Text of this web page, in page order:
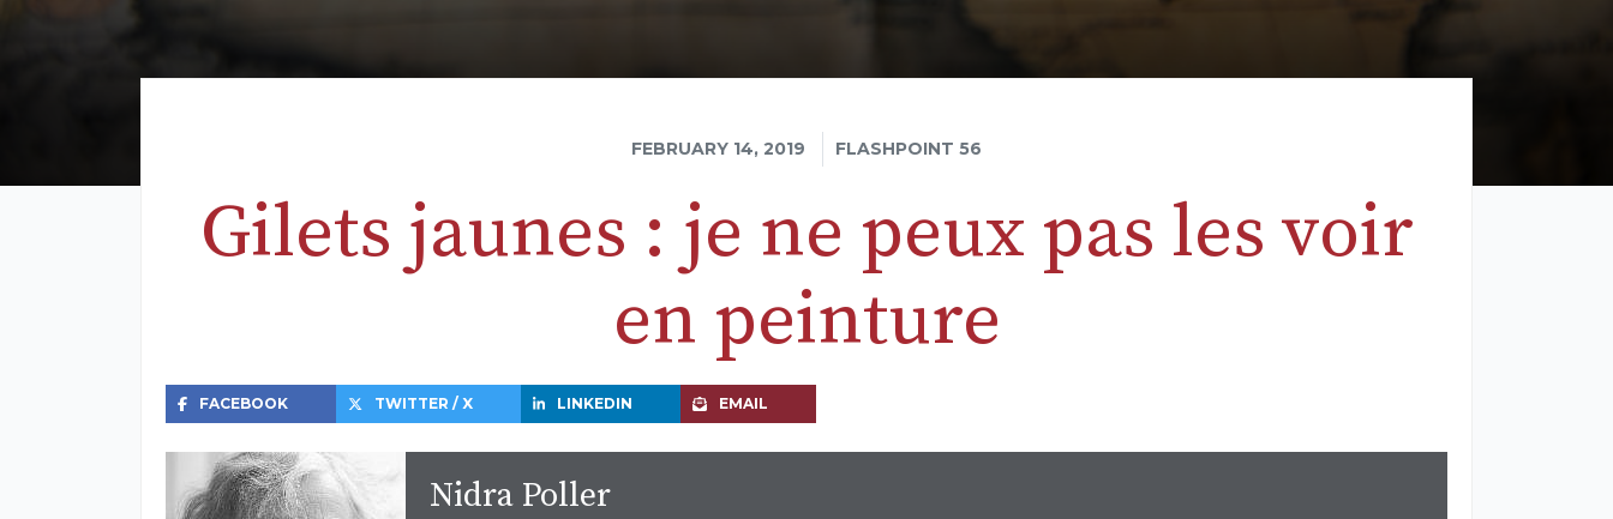
FEBRUARY 14, 2019 FLASHPOINT 56
Gilets jaunes : je ne peux pas les voir
en peinture
FACEBOOK TWITTER / X LINKEDIN EMAIL
Nidra Poller